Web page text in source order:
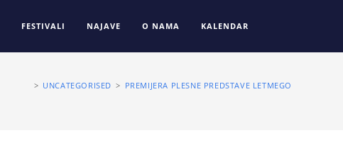
FESTIVALI NAJAVE O NAMA KALENDAR
> UNCATEGORISED > PREMIJERA PLESNE PREDSTAVE LETMEGO